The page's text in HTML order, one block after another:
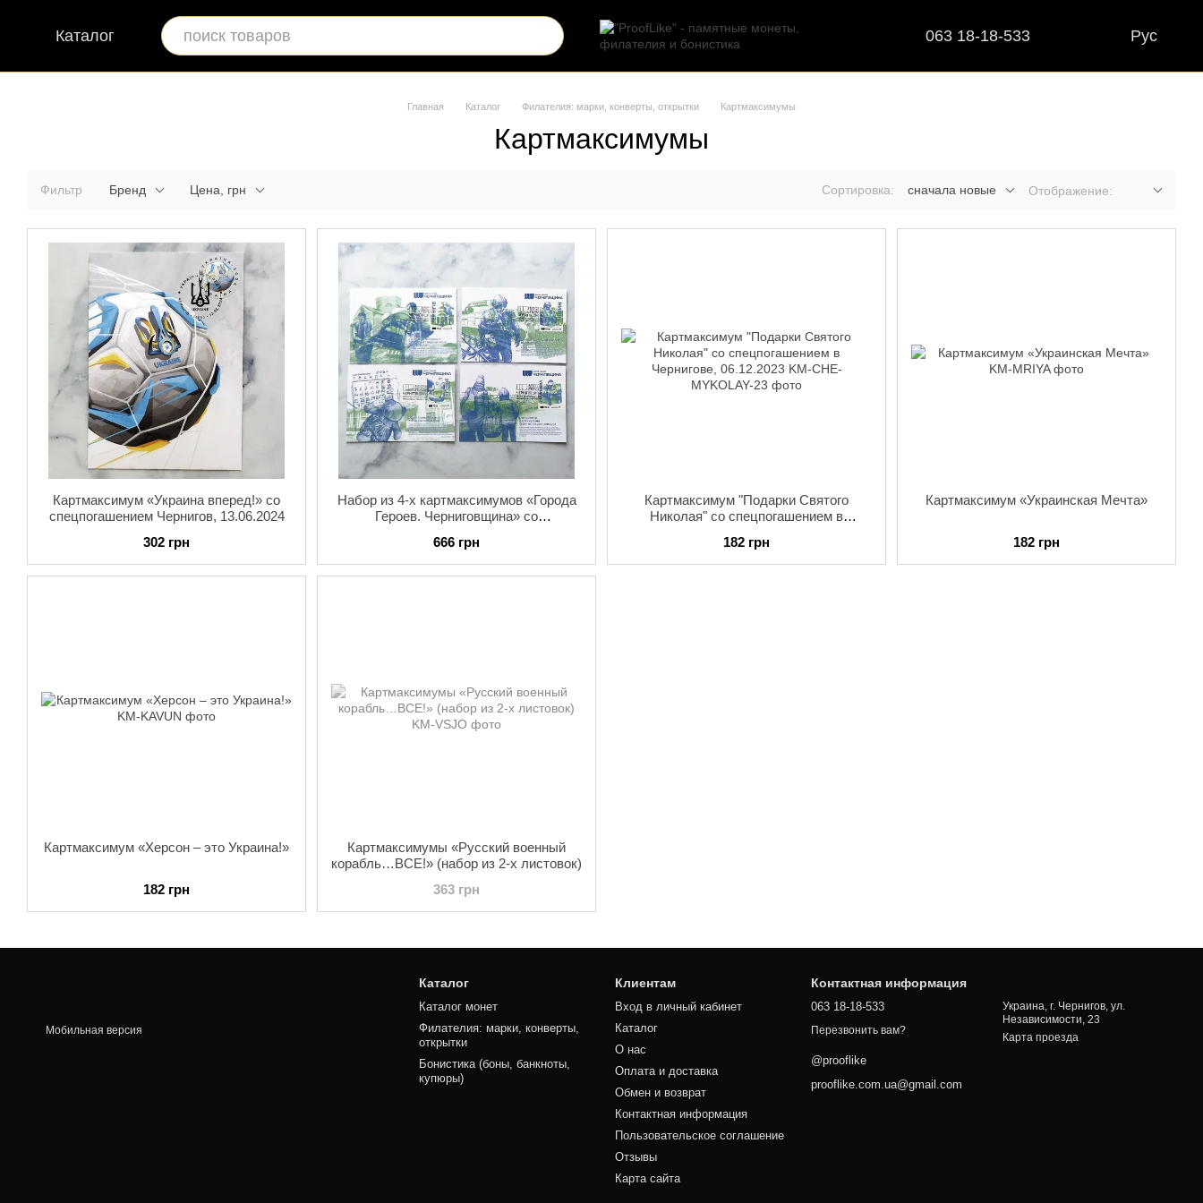
Перейти к основному контенту
Каталог 063 18-18-533 Рус
Главная Каталог Филателия: марки, конверты, открытки Картмаксимумы
Картмаксимумы
Фильтр Бренд Цена, грн Сортировка: сначала новые Отображение:
Картмаксимум «Украина вперед!» со
спецпогашением Чернигов, 13.06.2024
302 грн
Набор из 4-х картмаксимумов «Города
Героев. Черниговщина» со
03.04.2024
666 грн
Картмаксимум "Подарки Святого
Николая" со спецпогашением в
182 грн
Картмаксимум «Украинская Мечта»
182 грн
Картмаксимум «Херсон – это Украина!»
182 грн
Картмаксимумы «Русский военный
корабль…ВСЕ!» (набор из 2-х листовок)
363 грн
Мобильная версия
Каталог
Каталог монет
Филателия: марки, конверты,
открытки
Бонистика (боны, банкноты,
купюры)
Клиентам
Вход в личный кабинет
Каталог
О нас
Оплата и доставка
Обмен и возврат
Контактная информация
Пользовательское соглашение
Отзывы
Карта сайта
Контактная информация
063 18-18-533
Перезвонить вам?
@prooflike
prooflike.com.ua@gmail.com
Украина, г. Чернигов, ул.
Независимости, 23
Карта проезда